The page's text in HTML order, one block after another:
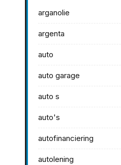
arganolie
argenta
auto
auto garage
auto s
auto's
autofinanciering
autolening